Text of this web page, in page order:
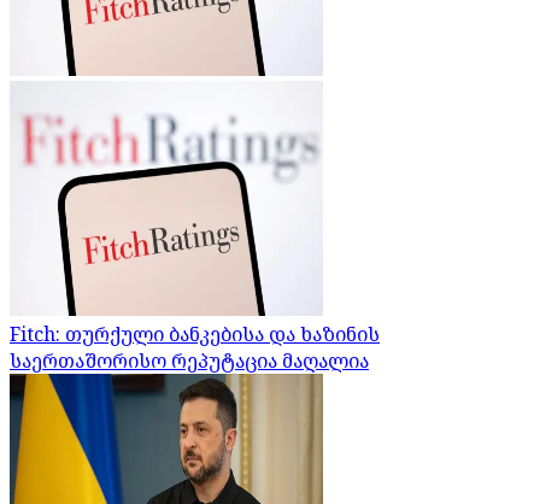
Fitch: თურქული ბანკებისა და ხაზინის
საერთაშორისო რეპუტაცია მაღალია